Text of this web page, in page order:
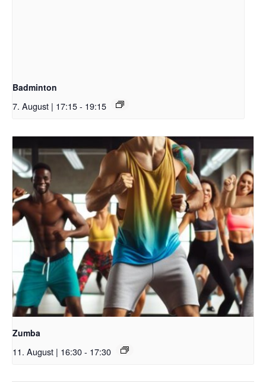
Badminton
7. August | 17:15- 19:15
Zumba
11. August | 16:30- 17:30